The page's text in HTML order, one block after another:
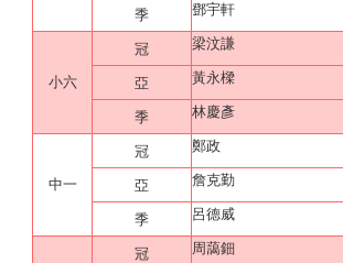
季 鄧宇軒
小六
冠 梁汶謙
亞 黃永樑
季 林慶彥
中一
冠 鄭政
亞 詹克勤
季 呂德威
冠 周藹鈿